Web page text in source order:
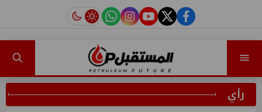
facebook
twitter
youtube
instagram
tiktok
رأي